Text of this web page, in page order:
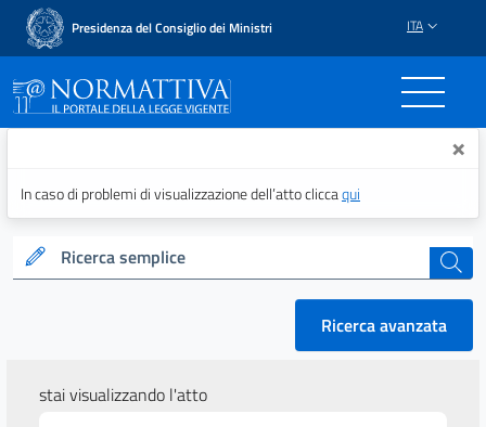
Presidenza del Consiglio dei Ministri ITA
Normattiva - Il portale ×
In caso di problemi di visualizzazione dell’atto cliccaqui
Ricerca semplice cerca
Ricerca avanzata
stai visualizzando l'atto